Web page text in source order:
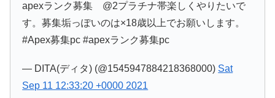
apexランク募集 @2プラチナ帯楽しくやりたいで
す。募集垢っぽいのは×18歳以上でお願いします。
#Apex募集pc #apexランク募集pc
— DITA(ディタ) (@1545947884218368000) Sat
Sep 11 12:33:20 +0000 2021